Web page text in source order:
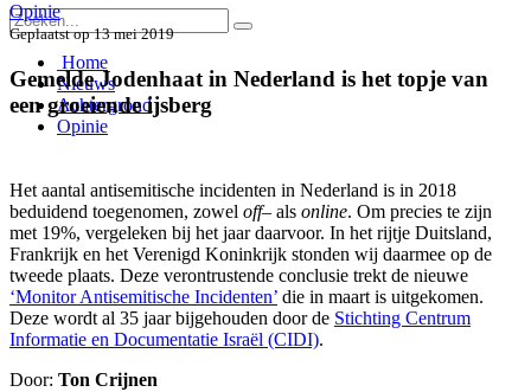
Home
Nieuws
Achtergrond
Opinie
Opinie
Geplaatst op 13 mei 2019
Gemelde Jodenhaat in Nederland is het topje van
een groeiende ijsberg
Het aantal antisemitische incidenten in Nederland is in 2018
beduidend toegenomen, zowel off– als online. Om precies te zijn
met 19%, vergeleken bij het jaar daarvoor. In het rijtje Duitsland,
Frankrijk en het Verenigd Koninkrijk stonden wij daarmee op de
tweede plaats. Deze verontrustende conclusie trekt de nieuwe
‘Monitor Antisemitische Incidenten’ die in maart is uitgekomen.
Deze wordt al 35 jaar bijgehouden door de Stichting Centrum
Informatie en Documentatie Israël (CIDI).
Door: Ton Crijnen